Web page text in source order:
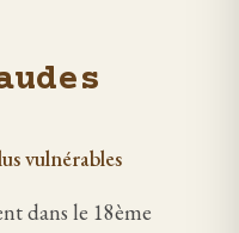
vulnérables
dans le 18ème